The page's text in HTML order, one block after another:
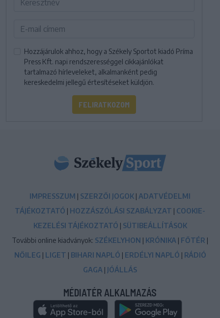
Hozzájárulok ahhoz, hogy a Székely Sportot kiadó Príma
Press Kft. napi rendszerességgel cikkajánlókat
tartalmazó hírleveleket, alkalmanként pedig
kereskedelmi jellegű értesítéseket küldjön.
FELIRATKOZOM
IMPRESSZUM | SZERZŐI JOGOK | ADATVÉDELMI
TÁJÉKOZTATÓ | HOZZÁSZÓLÁSI SZABÁLYZAT | COOKIE-
KEZELÉSI TÁJÉKOZTATÓ | SÜTIBEÁLLÍTÁSOK
További online kiadványok: SZÉKELYHON | KRÓNIKA | FŐTÉR |
NŐILEG | LIGET | BIHARI NAPLÓ | ERDÉLYI NAPLÓ | RÁDIÓ
GAGA | JÓÁLLÁS
MÉDIATÉR ALKALMAZÁS